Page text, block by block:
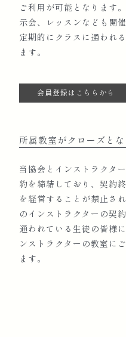
ご利用が可能となります
示会、レッスンなども開
定期的にクラスに通われ
ます。
会員登録はこちらから
所属教室がクローズと
当協会とインストラクタ
約を締結しており、契約
を経営することが禁止さ
のインストラクターの契
通われている生徒の皆様
ンストラクターの教室に
ます。